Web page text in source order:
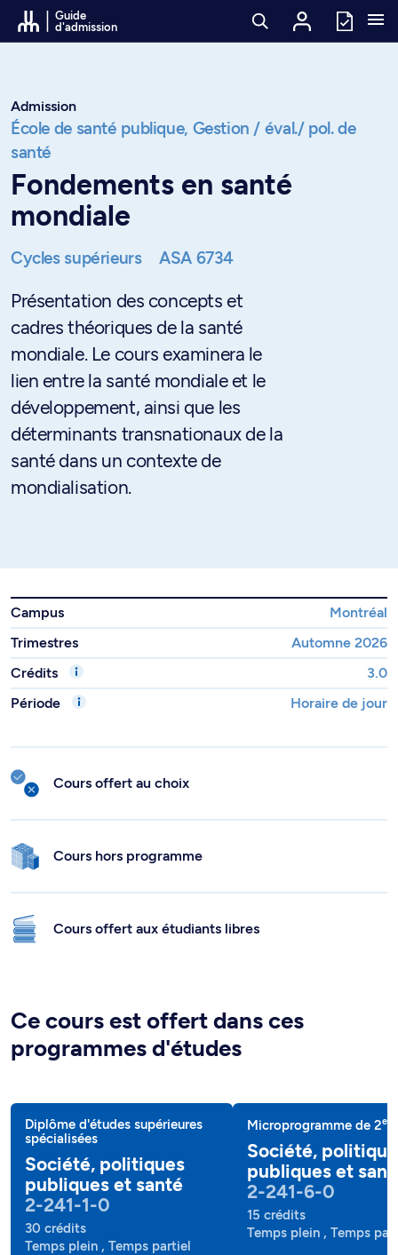
Passer au contenu
Guide
d'admission
Admission
École de santé publique, Gestion / éval./ pol. de
santé
Fondements en santé
mondiale
Cycles supérieurs ASA 6734
Présentation des concepts et
cadres théoriques de la santé
mondiale. Le cours examinera le
lien entre la santé mondiale et le
développement, ainsi que les
déterminants transnationaux de la
santé dans un contexte de
mondialisation.
Campus
Montréal
Trimestres
Automne 2026
Crédits
3.0
Période
Horaire de jour
Cours offert au choix
Cours hors programme
Cours offert aux étudiants libres
Ce cours est offert dans ces
programmes d'études
Diplôme d'études supérieures
spécialisées
Société, politiques
publiques et santé
2-241-1-0
30 crédits
Temps plein , Temps partiel
Microprogramme de 2e
Société,
publiques et
2-241-6-0
15 crédits
Temps plein , Temps